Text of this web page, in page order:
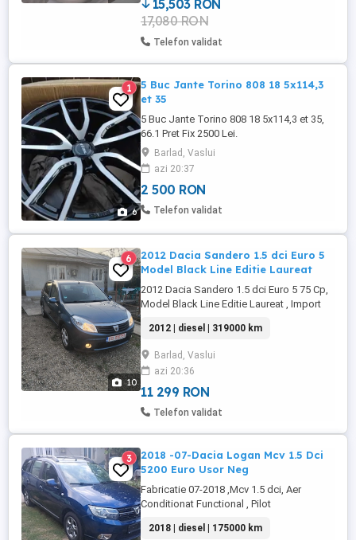
15,503 RON
17,080 RON
Telefon validat
6
1
5 Buc Jante Torino 808 18 5x114,3
et 35
5 Buc Jante Torino 808 18 5x114,3 et 35,
66.1 Pret Fix 2500 Lei.
Barlad, Vaslui
azi 20:37
2 500 RON
Telefon validat
10
6
2012 Dacia Sandero 1.5 dci Euro 5
Model Black Line Editie Laureat
2012 Dacia Sandero 1.5 dci Euro 5 75 Cp,
Model Black Line Editie Laureat , Import
Airbag, Geamuri Electrice ,Oglinzi
Electrice, Proictoare Ceata, Computer
Bord, Arata Foarte Bine Si Merge Foarte
Bine ,Merita Vazuta, Fara Rugina, Istoric
Reprezentanta, Km Reali ...
2012 | diesel | 319000 km
Barlad, Vaslui
azi 20:36
11 299 RON
Telefon validat
3
2018 -07-Dacia Logan Mcv 1.5 Dci
5200 Euro Usor Neg
Fabricatie 07-2018 ,Mcv 1.5 dci, Aer
Conditionat Functional , Pilot
Oglinzi Electrice, Proiectoare Ceata, Lumini
2018 | diesel | 175000 km